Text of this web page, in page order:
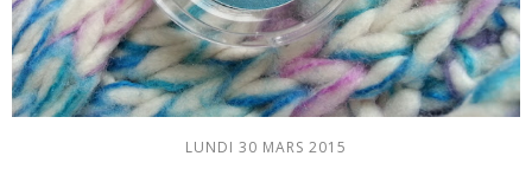
LUNDI 30 MARS 2015